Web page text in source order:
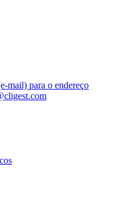
mail) para o endereço